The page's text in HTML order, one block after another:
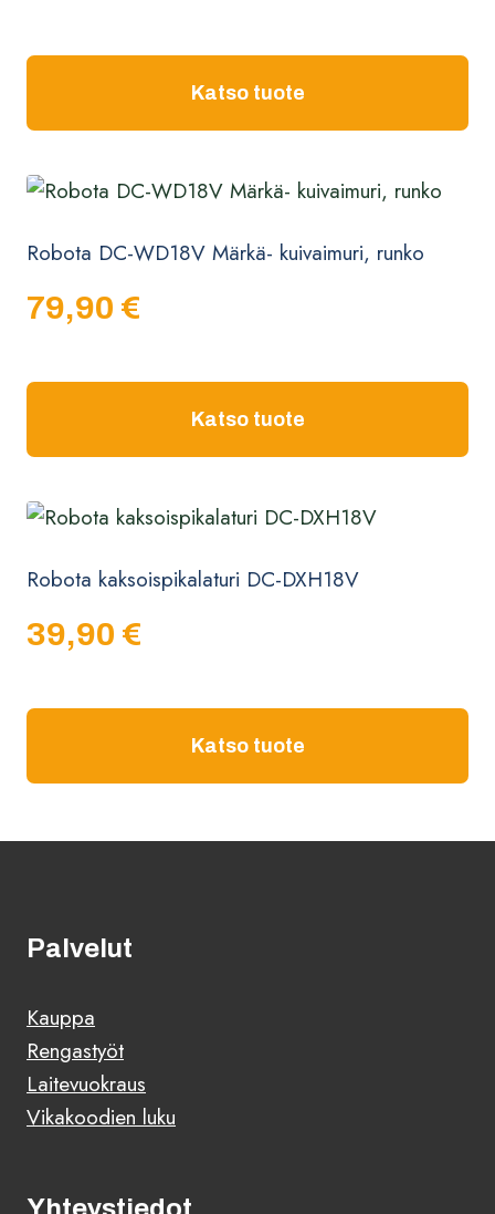
Katso tuote
Robota DC-WD18V Märkä- kuivaimuri, runko
79,90 €
Katso tuote
Robota kaksoispikalaturi DC-DXH18V
39,90 €
Katso tuote
Palvelut
Kauppa
Rengastyöt
Laitevuokraus
Vikakoodien luku